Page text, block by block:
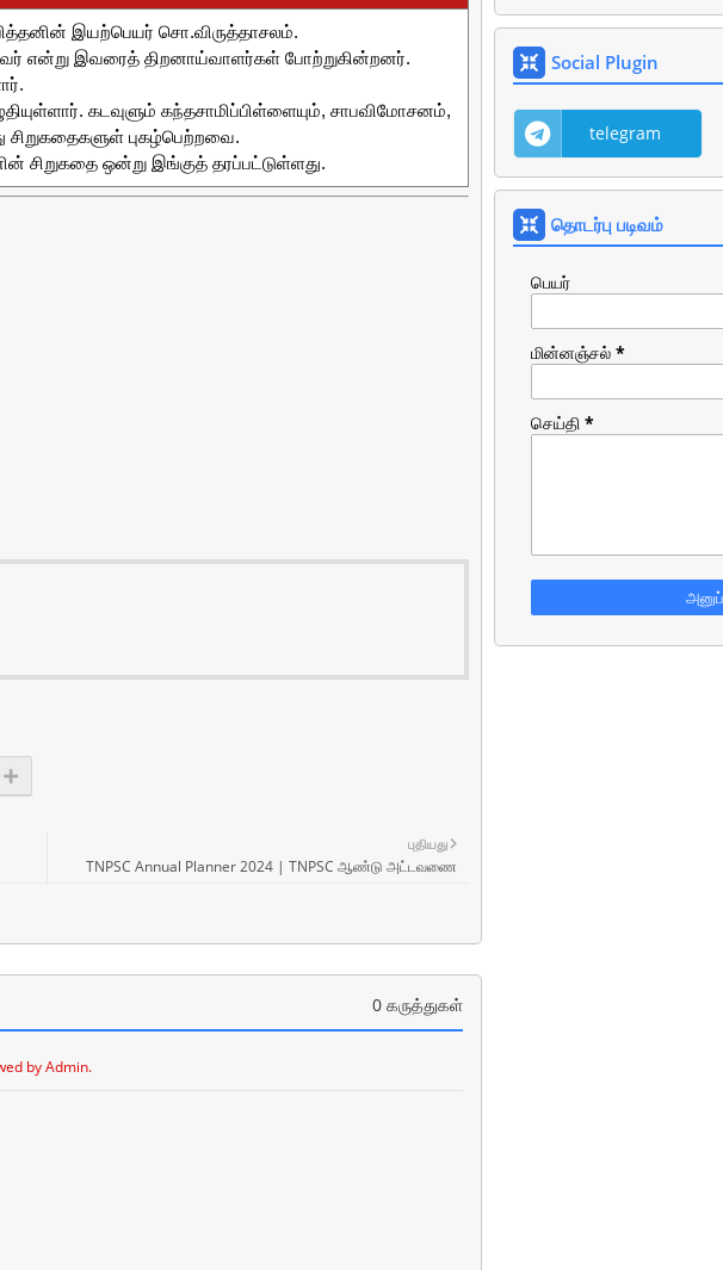
இயற்பெயர் சொ.விருத்தாசலம்.
என்று இவரைத் திறனாய்வாளர்கள் போற்றுகின்றனர்.
கடவுளும் கந்தசாமிப்பிள்ளையும், சாபவிமோசனம்,
புகழ்பெற்றவை.
சிறுகதை ஒன்று இங்குத் தரப்பட்டுள்ளது.
புதியது
TNPSC Annual Planner 2024 | TNPSC ஆண்டு அட்டவணை
0 கருத்துகள்
by Admin.
Social Plugin
telegram
தொடர்பு படிவம்
பெயர்
மின்னஞ்சல் *
செய்தி *